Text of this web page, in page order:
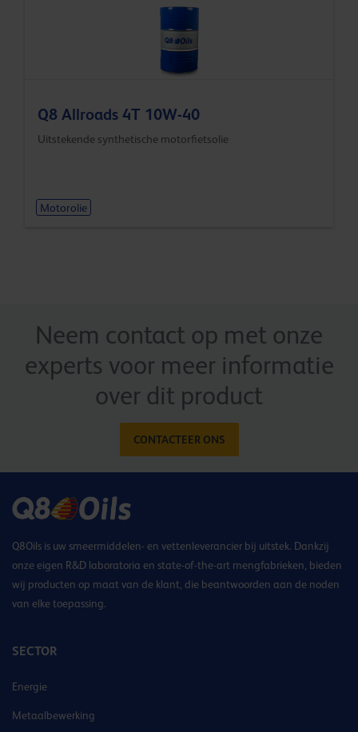
Q8 Allroads 4T 10W-40
Uitstekende synthetische motorfietsolie
Motorolie
Neem contact op met onze
experts voor meer informatie
over dit product
CONTACTEER ONS
Q8Oils is uw smeermiddelen- en vettenleverancier bij uitstek. Dankzij
onze eigen R&D laboratoria en state-of-the-art mengfabrieken, bieden
wij producten op maat van de klant, die beantwoorden aan de noden
van elke toepassing.
SECTOR
Energie
Metaalbewerking